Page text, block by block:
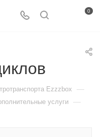
0
Ezzzbox —
услуги —